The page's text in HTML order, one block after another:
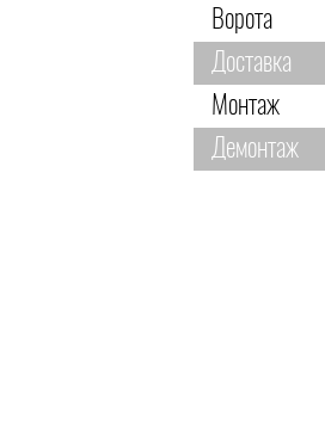
Ворота
Доставка
Монтаж
Демонтаж